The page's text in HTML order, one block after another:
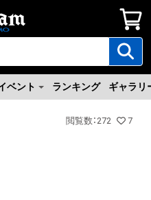
ベント ランキング ギャラリ
閲覧数 ：272 7